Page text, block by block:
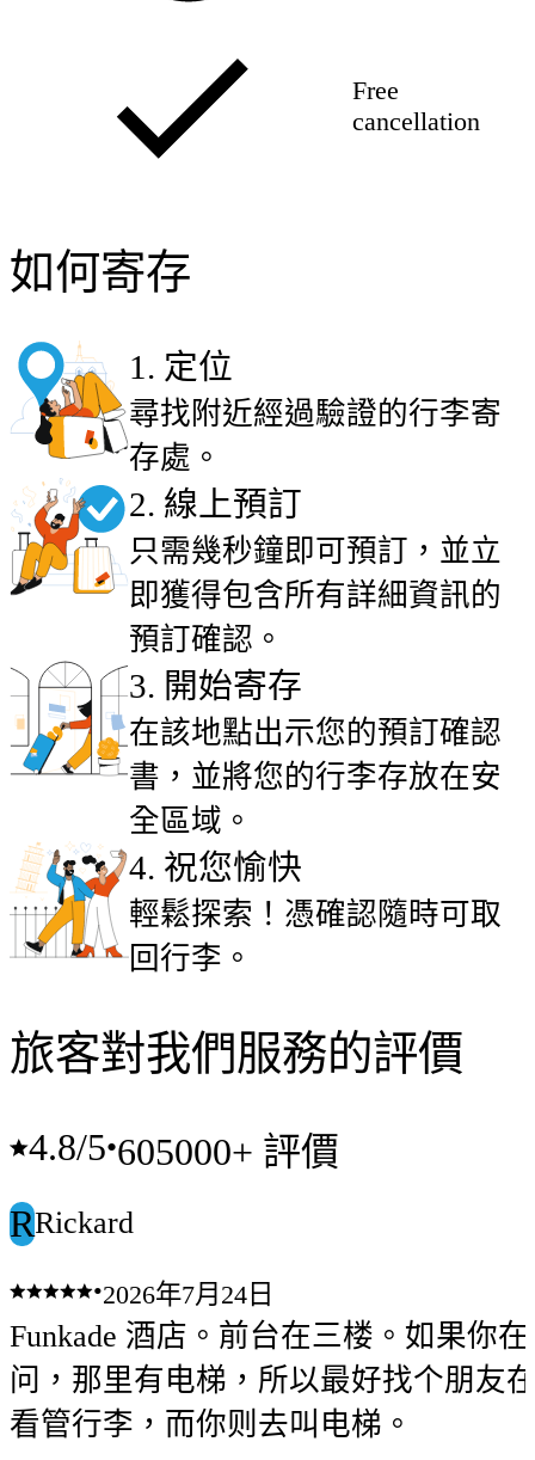
Free
cancellation
如何寄存
1 . 定位
尋找附近經過驗證的行李寄
存處。
2. 線上預訂
只需幾秒鐘即可預訂，並立
即獲得包含所有詳細資訊的
預訂確認。
3. 開始寄存
在該地點出示您的預訂確認
書，並將您的行李存放在安
全區域。
4. 祝您愉快
輕鬆探索！憑確認隨時可取
回行李。
旅客對我們服務的評價
4.8/5•605000+ 評價
RRickard
•2026年7月24日
Funkade 酒店。前台在三楼。如果你
问，那里有电梯，所以最好找个朋友
看管行李，而你则去叫电梯。